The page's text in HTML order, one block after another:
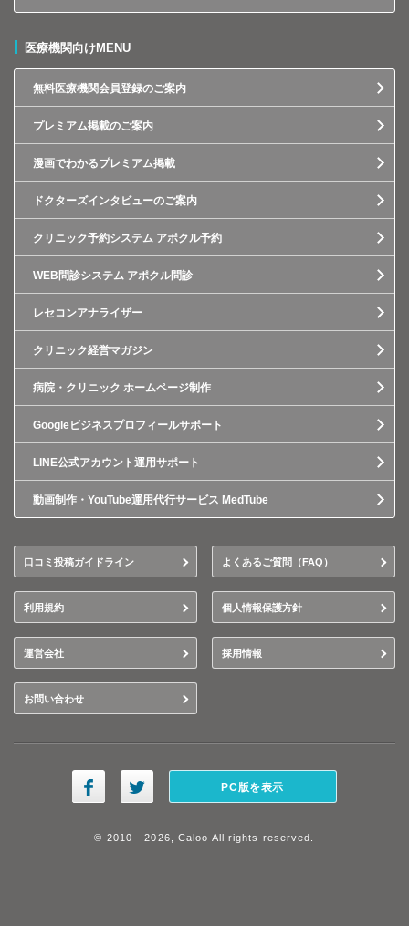
医療機関向けMENU
無料医療機関会員登録のご案内
プレミアム掲載のご案内
漫画でわかるプレミアム掲載
ドクターズインタビューのご案内
クリニック予約システム アポクル予約
WEB問診システム アポクル問診
レセコンアナライザー
クリニック経営マガジン
病院・クリニック ホームページ制作
Googleビジネスプロフィールサポート
LINE公式アカウント運用サポート
動画制作・YouTube運用代行サービス MedTube
口コミ投稿ガイドライン よくあるご質問（FAQ）
利用規約 個人情報保護方針
運営会社 採用情報
お問い合わせ
PC版を表示
© 2010 - 2026, Caloo All rights reserved.